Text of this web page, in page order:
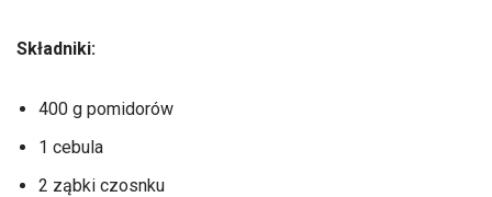
Składniki:
400 g pomidorów
1 cebula
2 ząbki czosnku